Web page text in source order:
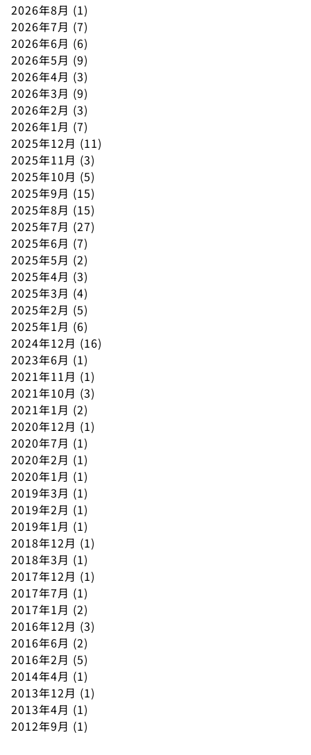
2026年8月 (1)
2026年7月 (7)
2026年6月 (6)
2026年5月 (9)
2026年4月 (3)
2026年3月 (9)
2026年2月 (3)
2026年1月 (7)
2025年12月 (11)
2025年11月 (3)
2025年10月 (5)
2025年9月 (15)
2025年8月 (15)
2025年7月 (27)
2025年6月 (7)
2025年5月 (2)
2025年4月 (3)
2025年3月 (4)
2025年2月 (5)
2025年1月 (6)
2024年12月 (16)
2023年6月 (1)
2021年11月 (1)
2021年10月 (3)
2021年1月 (2)
2020年12月 (1)
2020年7月 (1)
2020年2月 (1)
2020年1月 (1)
2019年3月 (1)
2019年2月 (1)
2019年1月 (1)
2018年12月 (1)
2018年3月 (1)
2017年12月 (1)
2017年7月 (1)
2017年1月 (2)
2016年12月 (3)
2016年6月 (2)
2016年2月 (5)
2014年4月 (1)
2013年12月 (1)
2013年4月 (1)
2012年9月 (1)